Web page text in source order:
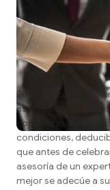
En el mercado
aseguradoras que
coberturas son
condiciones,
que antes de
asesoría de un
mejor se adecúe a